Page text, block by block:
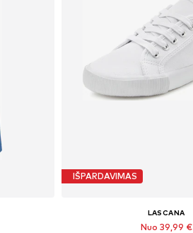
IŠPARDAVIMAS
LASCANA
Nuo 39,99 €